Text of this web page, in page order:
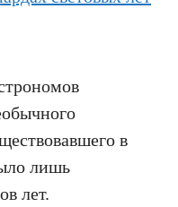
в
лишь
лет.